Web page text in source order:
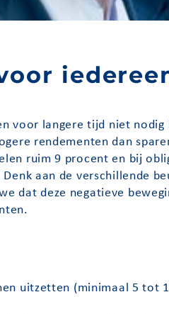
voor langere tijd niet
rendementen dan
ruim 9 procent en bij
aan de verschillende
dat deze negatieve
uitzetten (minimaal 5 tot